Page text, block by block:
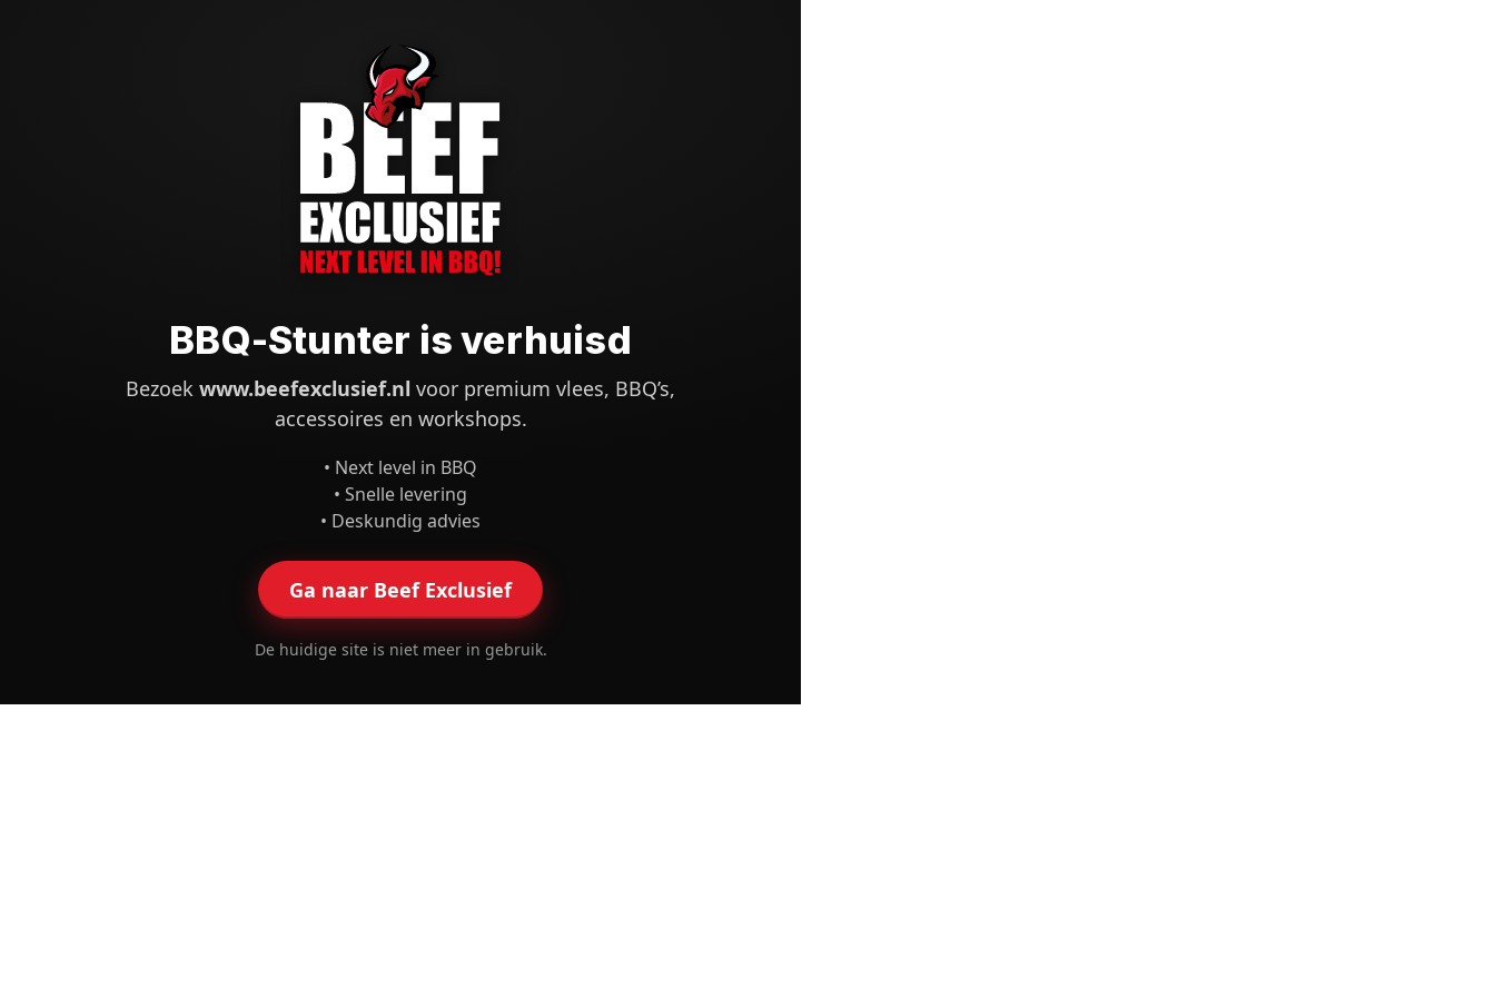
BBQ-Stunter is verhuisd
Bezoek www.beefexclusief.nl voor premium vlees, BBQ’s,
accessoires en workshops.
• Next level in BBQ
• Snelle levering
• Deskundig advies
Ga naar Beef Exclusief
De huidige site is niet meer in gebruik.